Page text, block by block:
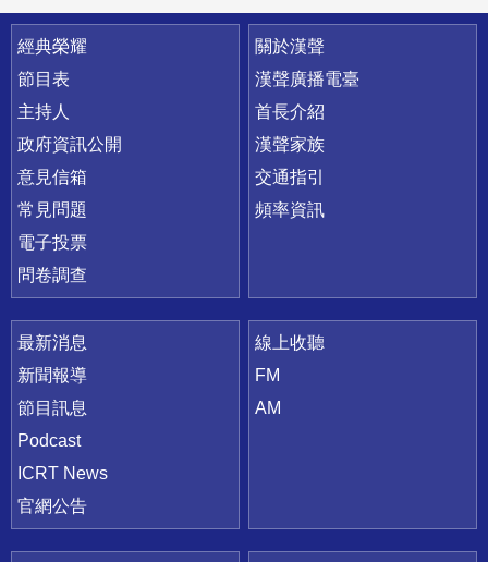
快速連結
經典榮耀
節目表
主持人
政府資訊公開
意見信箱
常見問題
電子投票
問卷調查
關於漢聲
漢聲廣播電臺
首長介紹
漢聲家族
交通指引
頻率資訊
最新消息
新聞報導
節目訊息
Podcast
ICRT News
官網公告
線上收聽
FM
AM